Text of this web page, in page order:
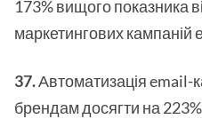
173% вищого показника
маркетингових
37.Автоматизація email-
брендам досягти на